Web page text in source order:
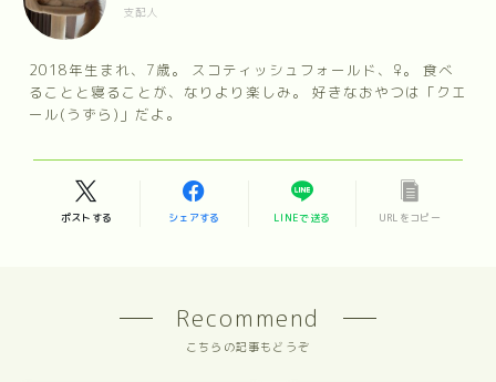
支配人
2018年生まれ、7歳。 スコティッシュフォールド、♀。 食べ
ることと寝ることが、なりより楽しみ。 好きなおやつは「クエ
ール(うずら)」だよ。
ポストする シェアする LINEで送る URLをコピー
Recommend
こちらの記事もどうぞ